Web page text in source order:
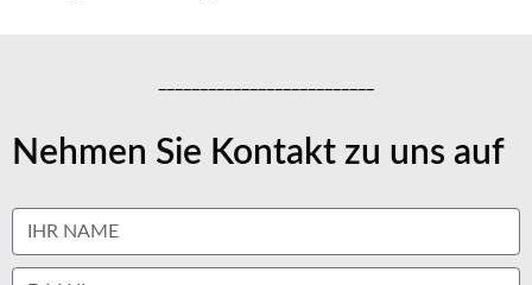
Nehmen Sie Kontakt zu uns auf